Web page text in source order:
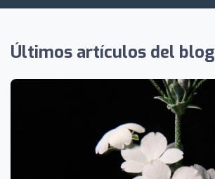
Últimos artículos del blog